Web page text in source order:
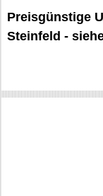
Preisgünstige
Steinfeld -